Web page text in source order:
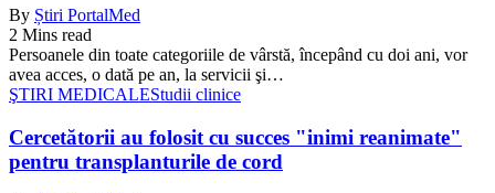
By Știri PortalMed
2 Mins read
Persoanele din toate categoriile de vârstă, începând cu doi ani, vor
avea acces, o dată pe an, la servicii şi…
ŞTIRI MEDICALEStudii clinice
Cercetătorii au folosit cu succes "inimi reanimate"
pentru transplanturile de cord